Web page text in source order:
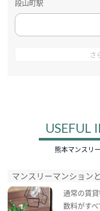
段山町駅
さ
USEFUL
熊本マンスリ
マンスリーマンション
通常の賃
数料がすべ